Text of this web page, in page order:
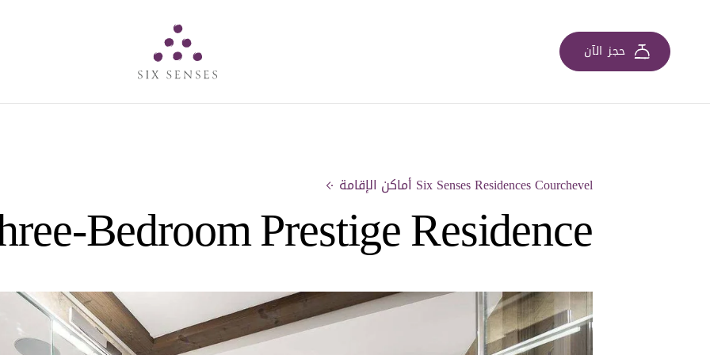
حجز الآن
Six Senses Residences Courchevel أماكن الإقامة
Bedroom Prestige Residence